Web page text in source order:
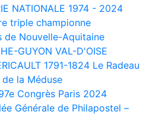
NATIONALE 1974 - 2024
triple championne
de Nouvelle-Aquitaine
GUYON VAL-D'OISE
1791-1824 Le Radeau
de la Méduse
Congrès Paris 2024
Générale de Philapostel –